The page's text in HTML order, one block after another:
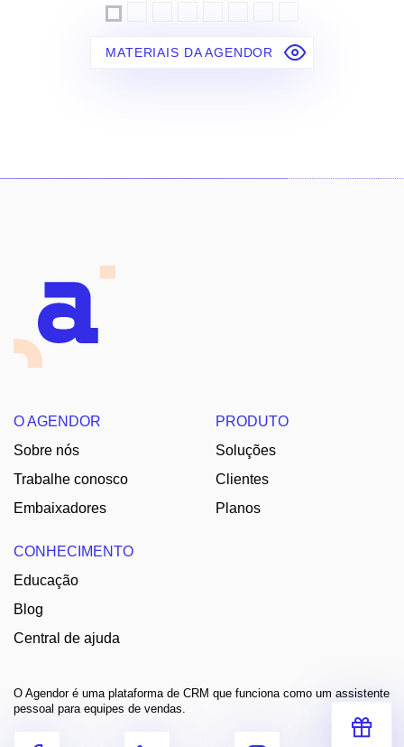
MATERIAIS DA AGENDOR
O AGENDOR
Sobre nós
Trabalhe conosco
Embaixadores
PRODUTO
Soluções
Clientes
Planos
CONHECIMENTO
Educação
Blog
Central de ajuda
O Agendor é uma plataforma de CRM que funciona como um assistente
pessoal para equipes de vendas.